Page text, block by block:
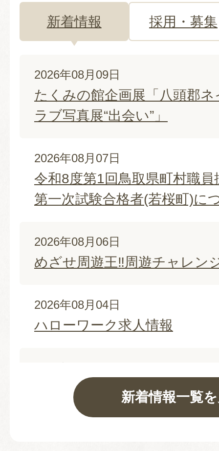
新着情報 採用・募集
2026年08月09日
たくみの館企画展「八頭郡
ラブ写真展“出会い”」
2026年08月07日
令和8度第1回鳥取県町村職員
第一次試験合格者(若桜町)に
2026年08月06日
めざせ周遊王‼周遊チャレン
2026年08月04日
ハローワーク求人情報
鳥取・兵庫県際交流推進事
トコンテスト」の開催につ
新着情報一覧